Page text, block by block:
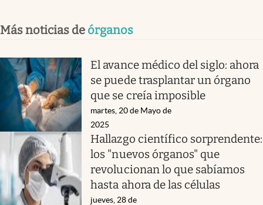
Más noticias de órganos
El avance médico del siglo: ahora
se puede trasplantar un órgano
que se creía imposible
martes, 20 de Mayo de
2025
Hallazgo científico sorprendente:
los "nuevos órganos" que
revolucionan lo que sabíamos
hasta ahora de las células
jueves, 28 de